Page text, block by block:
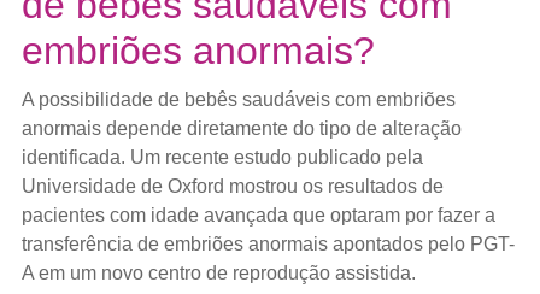
embriões anormais?
A possibilidade de bebês saudáveis com embriões
anormais depende diretamente do tipo de alteração
identificada. Um recente estudo publicado pela
Universidade de Oxford mostrou os resultados de
pacientes com idade avançada que optaram por fazer a
transferência de embriões anormais apontados pelo PGT-
A em um novo centro de reprodução assistida.